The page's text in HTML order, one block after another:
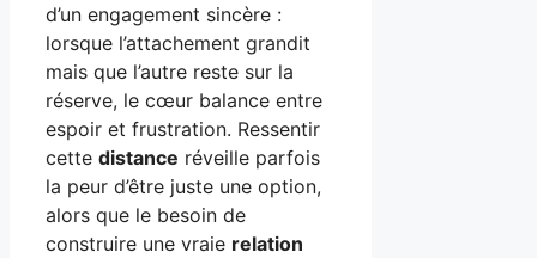
d’un engagement sincère :
lorsque l’attachement grandit
mais que l’autre reste sur la
réserve, le cœur balance entre
espoir et frustration. Ressentir
cette distance réveille parfois
la peur d’être juste une option,
alors que le besoin de
construire une vraie relation